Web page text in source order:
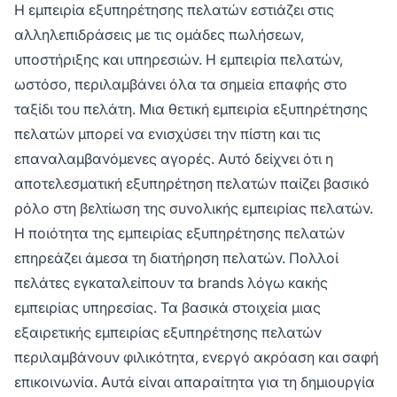
Η εμπειρία εξυπηρέτησης πελατών εστιάζει στις
αλληλεπιδράσεις με τις ομάδες πωλήσεων,
υποστήριξης και υπηρεσιών. Η εμπειρία πελατών,
ωστόσο, περιλαμβάνει όλα τα σημεία επαφής στο
ταξίδι του πελάτη. Μια θετική εμπειρία εξυπηρέτησης
πελατών μπορεί να ενισχύσει την πίστη και τις
επαναλαμβανόμενες αγορές. Αυτό δείχνει ότι η
αποτελεσματική εξυπηρέτηση πελατών παίζει βασικό
ρόλο στη βελτίωση της συνολικής εμπειρίας πελατών.
Η ποιότητα της εμπειρίας εξυπηρέτησης πελατών
επηρεάζει άμεσα τη διατήρηση πελατών. Πολλοί
πελάτες εγκαταλείπουν τα brands λόγω κακής
εμπειρίας υπηρεσίας. Τα βασικά στοιχεία μιας
εξαιρετικής εμπειρίας εξυπηρέτησης πελατών
περιλαμβάνουν φιλικότητα, ενεργό ακρόαση και σαφή
επικοινωνία. Αυτά είναι απαραίτητα για τη δημιουργία